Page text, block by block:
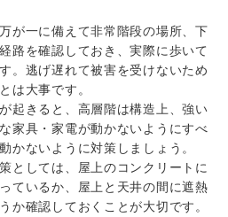
が一に備えて非常階段の場所、下
路を確認しておき、実際に歩いて
。逃げ遅れて被害を受けないため
は大事です。
起きると、高層階は構造上、強い
家具・家電が動かないようにすべ
かないように対策しましょう。
としては、屋上のコンクリートに
ているか、屋上と天井の間に遮熱
か確認しておくことが大切です。